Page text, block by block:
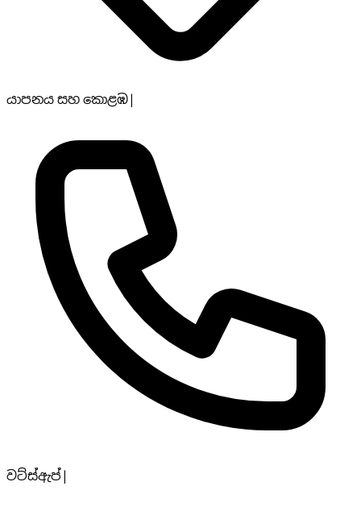
යාපනය සහ කොළඹ
වට්ස්ඇප්